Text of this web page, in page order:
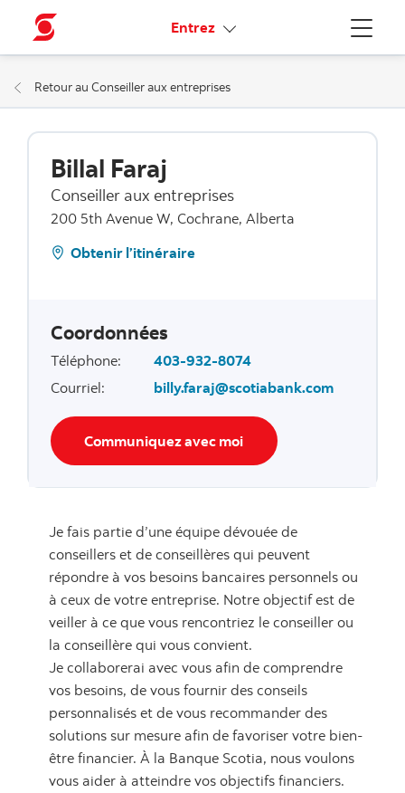
Menu
Entrez Liens connexes
Retour au Conseiller aux entreprises
Billal Faraj
Conseiller aux entreprises
200 5th Avenue W, Cochrane, Alberta
Obtenir l’itinéraire
Coordonnées
Téléphone:
403-932-8074
Courriel: billy.faraj@scotiabank.com
Communiquez avec moi
Je fais partie d’une équipe dévouée de
conseillers et de conseillères qui peuvent
répondre à vos besoins bancaires personnels ou
à ceux de votre entreprise. Notre objectif est de
veiller à ce que vous rencontriez le conseiller ou
la conseillère qui vous convient.
Je collaborerai avec vous afin de comprendre
vos besoins, de vous fournir des conseils
personnalisés et de vous recommander des
solutions sur mesure afin de favoriser votre bien-
être financier. À la Banque Scotia, nous voulons
vous aider à atteindre vos objectifs financiers.